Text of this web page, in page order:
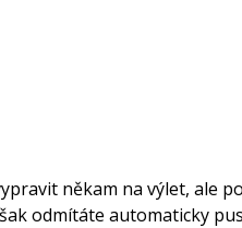
někam na výlet, ale
odmítáte automaticky